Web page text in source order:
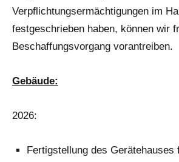
Verpflichtungsermächtigungen im
festgeschrieben haben, können wir
Beschaffungsvorgang vorantreiben.
Gebäude:
2026:
Fertigstellung des Gerätehauses